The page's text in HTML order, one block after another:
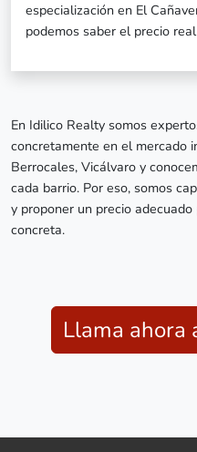
especialización en El
podemos saber el precio
En Idilico Realty somos
concretamente en el mercado
Berrocales, Vicálvaro y
cada barrio. Por eso, somos
y proponer un precio
concreta.
Llama ahora